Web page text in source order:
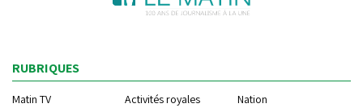
RUBRIQUES
Matin TV Activités royales
Nation